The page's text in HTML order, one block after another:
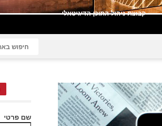
קבוצת ניהול התוכן הדיגיטאלי
שם פרטי